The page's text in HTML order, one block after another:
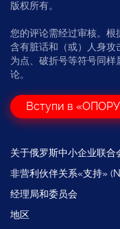
版权所有。
您的评论需经过审核。
含有脏话和（或）人身攻
为点、破折号等符号同
论。
Вступи в
关于俄罗斯中小企业联合
非营利伙伴关系«支持»
经理局和委员会
地区